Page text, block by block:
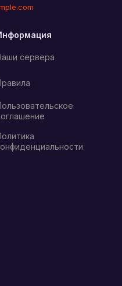
сервера